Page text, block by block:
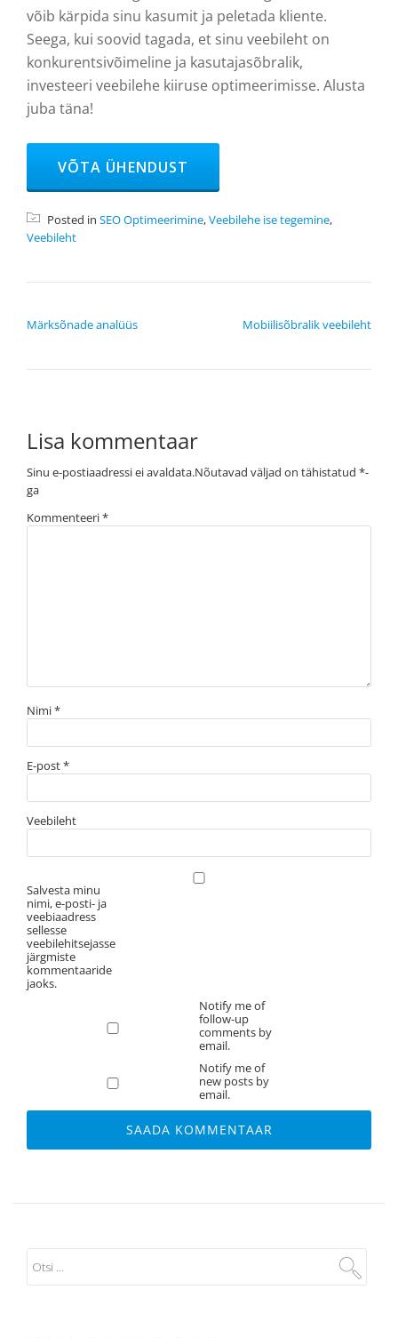
võib kärpida sinu kasumit ja peletada kliente.
Seega, kui soovid tagada, et sinu veebileht on
konkurentsivõimeline ja kasutajasõbralik,
investeeri veebilehe kiiruse optimeerimisse. Alusta
juba täna!
HEADER BUTTON LABEL:VÕTA ÜHENDUST
VÕTA ÜHENDUST
Posted in SEO Optimeerimine,Veebilehe ise tegemine,
Veebileht
Märksõnade analüüs Mobiilisõbralik veebileht
Lisa kommentaar
Sinu e-postiaadressi ei avaldata.Nõutavad väljad on tähistatud *-
ga
Kommenteeri*
Nimi*
E-post*
Veebileht
Salvesta minu
nimi, e-posti- ja
veebiaadress
sellesse
veebilehitsejasse
järgmiste
kommentaaride
jaoks.
Notify me of
follow-up
comments by
email.
Notify me of
new posts by
email.